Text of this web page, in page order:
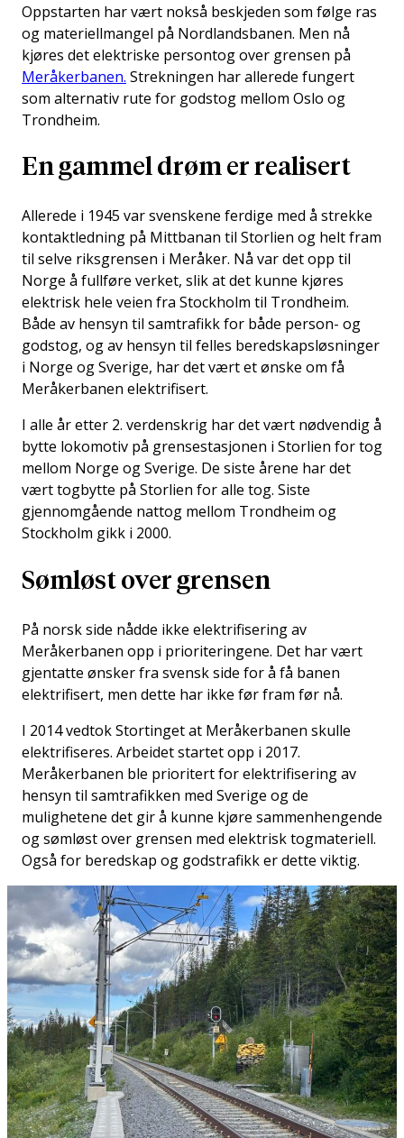
Oppstarten har vært nokså beskjeden som følge ras
og materiellmangel på Nordlandsbanen. Men nå
kjøres det elektriske persontog over grensen på
Meråkerbanen. Strekningen har allerede fungert
som alternativ rute for godstog mellom Oslo og
Trondheim.
En gammel drøm er realisert
Allerede i 1945 var svenskene ferdige med å strekke
kontaktledning på Mittbanan til Storlien og helt fram
til selve riksgrensen i Meråker. Nå var det opp til
Norge å fullføre verket, slik at det kunne kjøres
elektrisk hele veien fra Stockholm til Trondheim.
Både av hensyn til samtrafikk for både person- og
godstog, og av hensyn til felles beredskapsløsninger
i Norge og Sverige, har det vært et ønske om få
Meråkerbanen elektrifisert.
I alle år etter 2. verdenskrig har det vært nødvendig å
bytte lokomotiv på grensestasjonen i Storlien for tog
mellom Norge og Sverige. De siste årene har det
vært togbytte på Storlien for alle tog. Siste
gjennomgående nattog mellom Trondheim og
Stockholm gikk i 2000.
Sømløst over grensen
På norsk side nådde ikke elektrifisering av
Meråkerbanen opp i prioriteringene. Det har vært
gjentatte ønsker fra svensk side for å få banen
elektrifisert, men dette har ikke før fram før nå.
I 2014 vedtok Stortinget at Meråkerbanen skulle
elektrifiseres. Arbeidet startet opp i 2017.
Meråkerbanen ble prioritert for elektrifisering av
hensyn til samtrafikken med Sverige og de
mulighetene det gir å kunne kjøre sammenhengende
og sømløst over grensen med elektrisk togmateriell.
Også for beredskap og godstrafikk er dette viktig.